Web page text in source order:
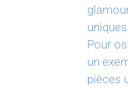
Pour
un
pièces